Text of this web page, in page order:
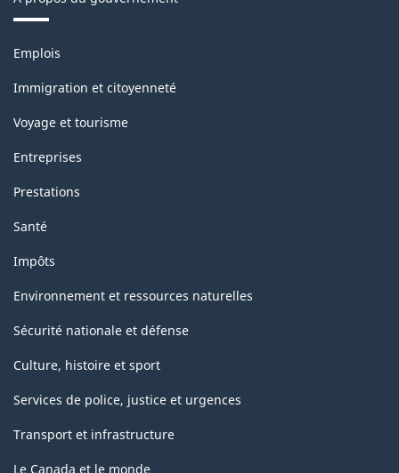
la
classification
Thèmes
sujets
Emplois
Immigration et citoyenneté
Voyage et tourisme
Entreprises
Prestations
Santé
Impôts
Environnement et ressources naturelles
Sécurité nationale et défense
Culture, histoire et sport
Services de police, justice et urgences
Transport et infrastructure
Le Canada et le monde